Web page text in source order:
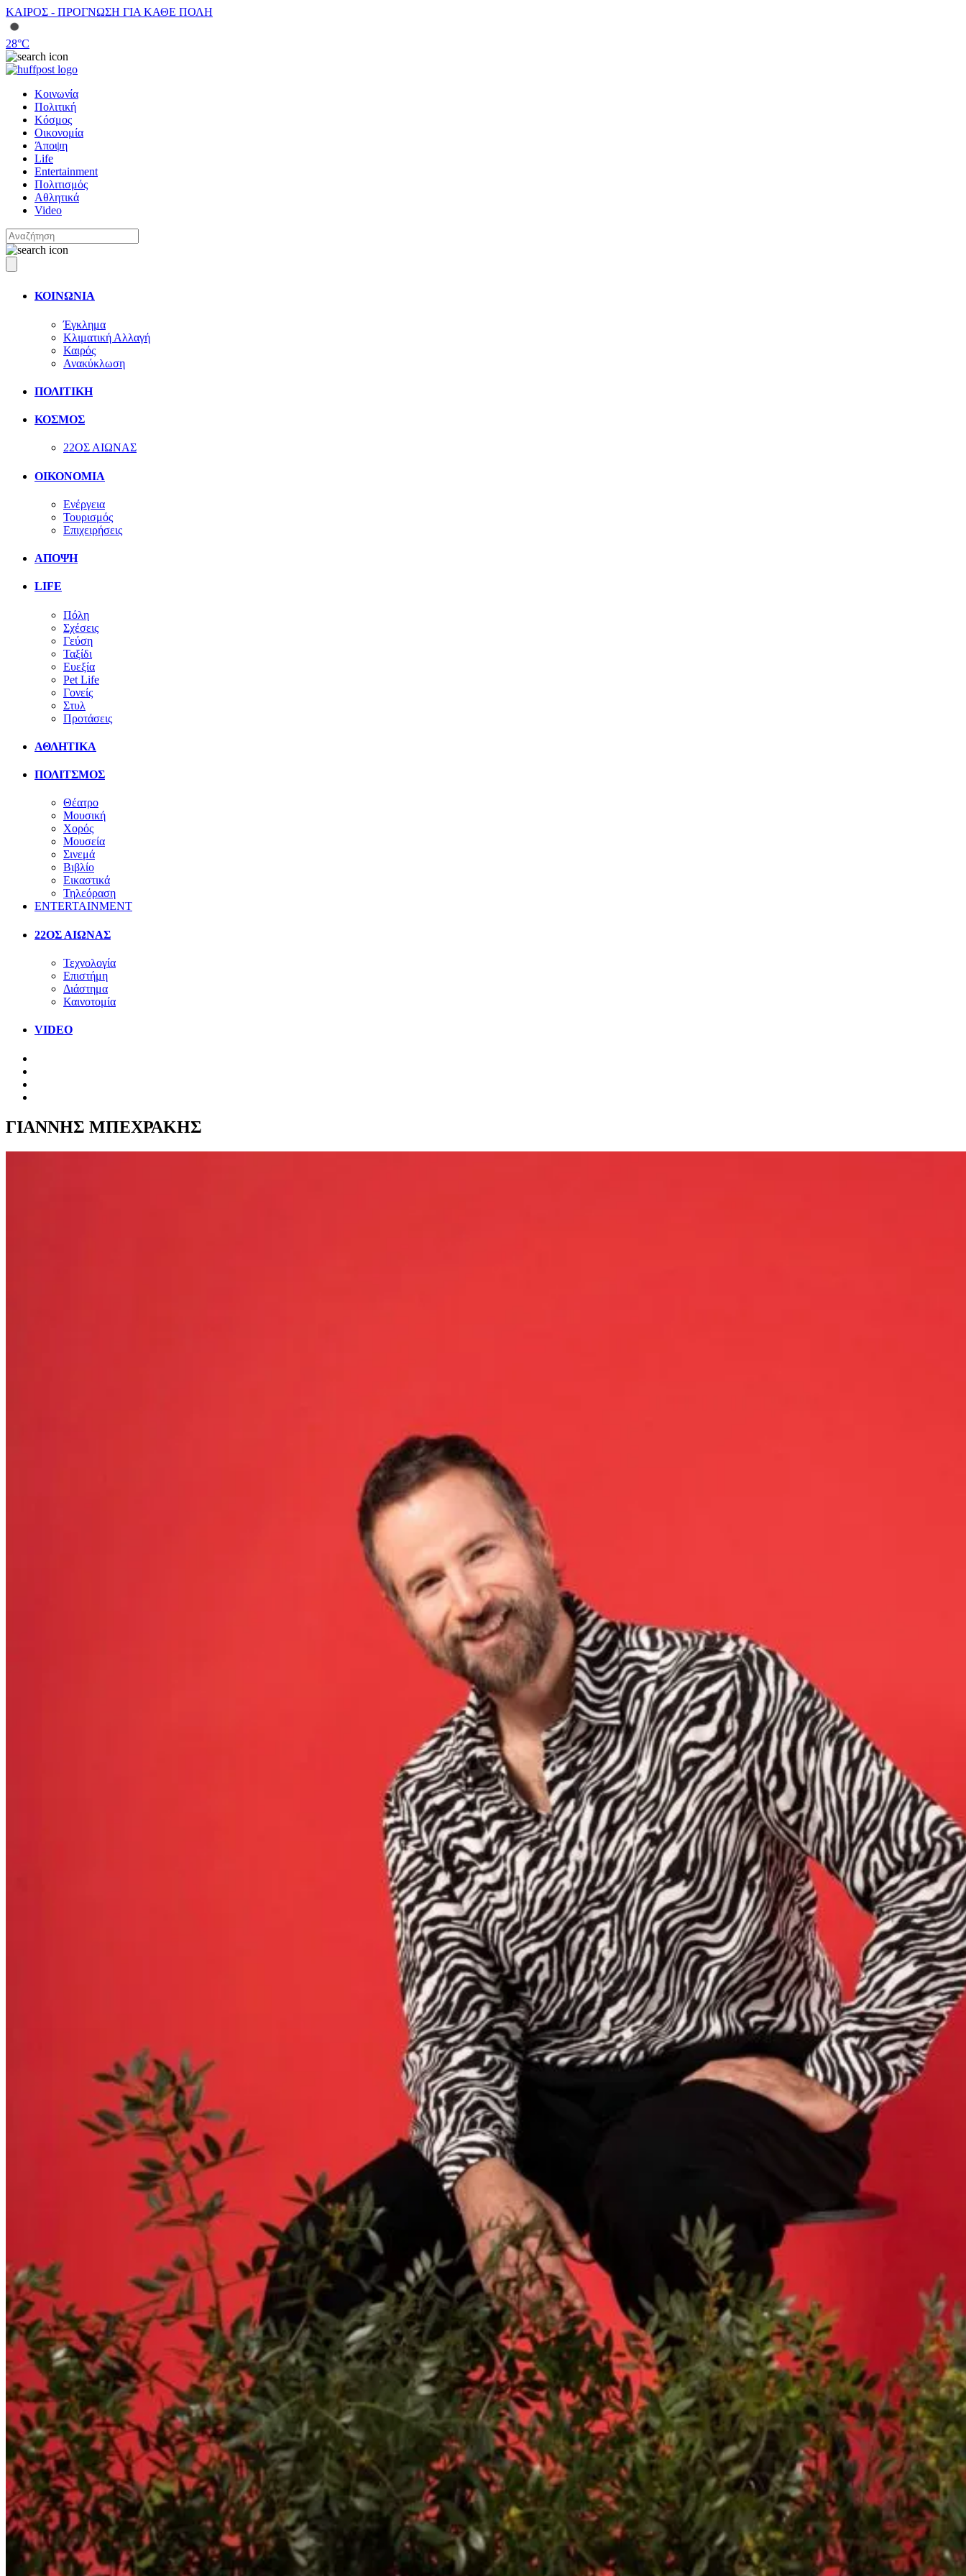
ΚΑΙΡΟΣ - ΠΡΟΓΝΩΣΗ ΓΙΑ ΚΑΘΕ ΠΟΛΗ
28°C
Κοινωνία
Πολιτική
Κόσμος
Οικονομία
Άποψη
Life
Entertainment
Πολιτισμός
Αθλητικά
Video
ΚΟΙΝΩΝΙΑ
Έγκλημα
Κλιματική Αλλαγή
Καιρός
Ανακύκλωση
ΠΟΛΙΤΙΚΗ
ΚΟΣΜΟΣ
22ΟΣ ΑΙΩΝΑΣ
ΟΙΚΟΝΟΜΙΑ
Ενέργεια
Τουρισμός
Επιχειρήσεις
ΑΠΟΨΗ
LIFE
Πόλη
Σχέσεις
Γεύση
Ταξίδι
Ευεξία
Pet Life
Γονείς
Στυλ
Προτάσεις
ΑΘΛΗΤΙΚΑ
ΠΟΛΙΤΣΜΟΣ
Θέατρο
Μουσική
Χορός
Μουσεία
Σινεμά
Βιβλίο
Εικαστικά
Τηλεόραση
ENTERTAINMENT
22ΟΣ ΑΙΩΝΑΣ
Τεχνολογία
Επιστήμη
Διάστημα
Καινοτομία
VIDEO
ΓΙΑΝΝΗΣ ΜΠΕΧΡΑΚΗΣ